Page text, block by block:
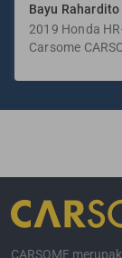
Bayu Rahardito
2019 Honda
Carsome
CARSOME